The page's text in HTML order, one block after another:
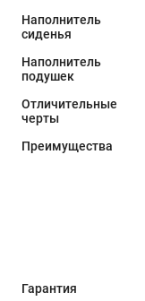
Наполнитель
сиденья
Наполнитель
подушек
Отличительные
черты
Преимущества
Гарантия